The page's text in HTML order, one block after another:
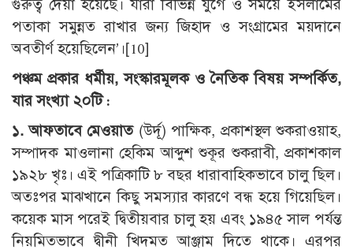
গুরুত্ব দেয়া হয়েছে। যারা বিভিন্ন যুগে ও সময়ে ইসলামের
পতাকা সমুন্নত রাখার জন্য জিহাদ ও সংগ্রামের ময়দানে
অবতীর্ণ হয়েছিলেন’।[10]
পঞ্চম প্রকার ধর্মীয়,সংস্কারমূলক ও নৈতিক বিষয় সম্পর্কিত,
যার সংখ্যা ২০টি :
১. আফতাবে মেওয়াত(উর্দূ) পাক্ষিক, প্রকাশস্থল শুকরাওয়াহ,
সম্পাদক মাওলানা হেকিম আব্দুশ শুকূর শুকরাবী, প্রকাশকাল
১৯২৮ খৃঃ। এই পত্রিকাটি ৮ বছর ধারাবাহিকভাবে চালু ছিল।
অতঃপর মাঝখানে কিছু সমস্যার কারণে বন্ধ হয়ে গিয়েছিল।
কয়েক মাস পরেই দ্বিতীয়বার চালু হয় এবং ১৯৪৫ সাল পর্যন্ত
নিয়মিতভাবে দ্বীনী খিদমত আঞ্জাম দিতে থাকে। এরপর